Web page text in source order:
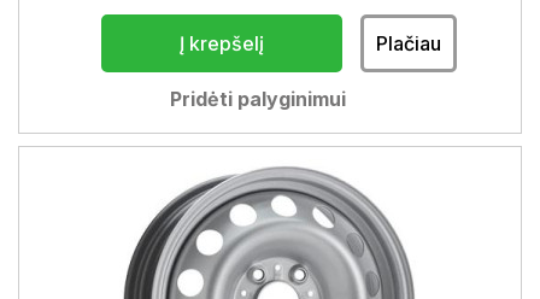
Į krepšelį Plačiau
Pridėti palyginimui